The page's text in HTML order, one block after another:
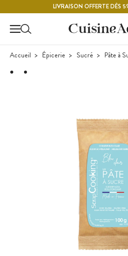
LIVRAISON OFFERTE DÈS
Accueil Épicerie Sucré Pâte à